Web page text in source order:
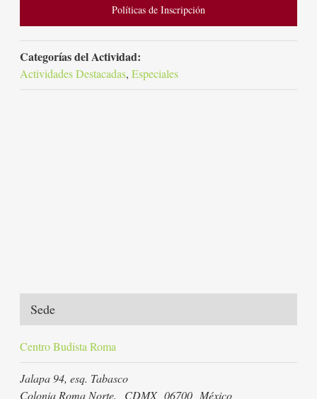
Políticas de Inscripción
Categorías del Actividad:
Actividades Destacadas,Especiales
Sede
Centro Budista Roma
Jalapa 94, esq. Tabasco
Colonia Roma Norte, CDMX 06700 México